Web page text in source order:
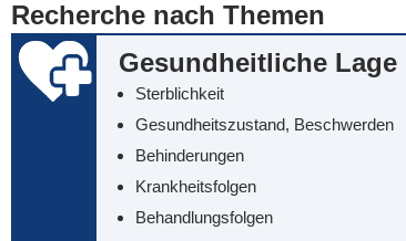
Recherche nach Themen
Gesundheitliche Lage
Sterblichkeit
Gesundheitszustand, Beschwerden
Behinderungen
Krankheitsfolgen
Behandlungsfolgen